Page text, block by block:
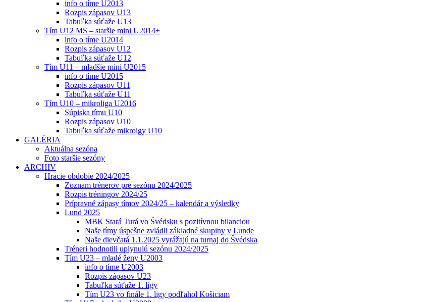
info o tíme U2013
Rozpis zápasov U13
Tabuľka súťaže U13
Tím U12 MS – staršie mini U2014+
info o tíme U2014
Rozpis zápasov U12
Tabuľka súťaže U12
Tím U11 – mladšie mini U2015
info o tíme U2015
Rozpis zápasov U11
Tabuľka súťaže U11
Tím U10 – mikroliga U2016
Súpiska tímu U10
Rozpis zápasov U10
Tabuľka súťaže mikroigy U10
GALÉRIA
Aktuálna sezóna
Foto staršie sezóny
ARCHIV
Hracie obdobie 2024/2025
Zoznam trénerov pre sezónu 2024/2025
Rozpis tréningov 2024/25
Prípravné zápasy tímov 2024/25 – kalendár a výsledky
Lund 2025
MBK Stará Turá vo Švédsku s pozitívnou bilanciou
Naše tímy úspešne zvládli základné skupiny v Lunde
Naše dievčatá 1.1.2025 vyrážajú na turnaj do Švédska
Tréneri hodnotili uplynulú sezónu 2024/2025
Tím U23 – mladé ženy U2003
info o tíme U2003
Rozpis zápasov U23
Tabuľka súťaže 1. ligy
Tím U23 vo finále 1. ligy podľahol Košiciam